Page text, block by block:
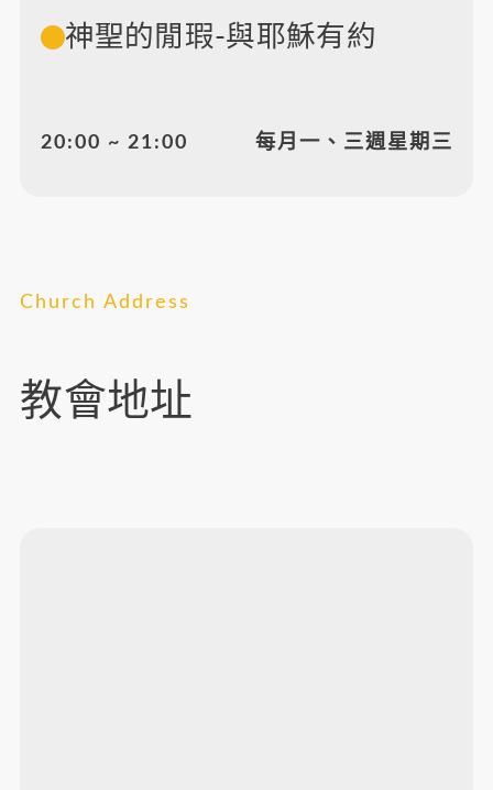
神聖的閒瑕-與耶穌有約
20:00 ~ 21:00 每月一、三週星期三
Church Address
教會地址